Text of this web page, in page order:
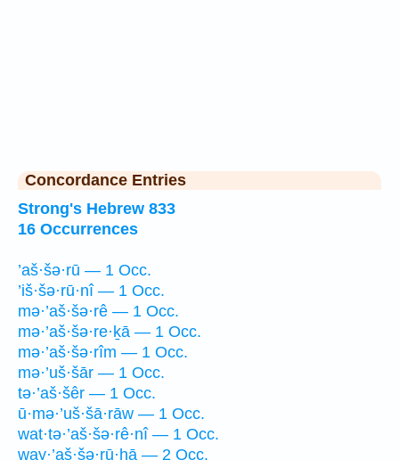
Concordance Entries
Strong's Hebrew 833
16 Occurrences
’aš·šə·rū — 1 Occ.
’iš·šə·rū·nî — 1 Occ.
mə·’aš·šə·rê — 1 Occ.
mə·’aš·šə·re·ḵā — 1 Occ.
mə·’aš·šə·rîm — 1 Occ.
mə·’uš·šār — 1 Occ.
tə·’aš·šêr — 1 Occ.
ū·mə·’uš·šā·rāw — 1 Occ.
wat·tə·’aš·šə·rê·nî — 1 Occ.
way·’aš·šə·rū·hā — 2 Occ.